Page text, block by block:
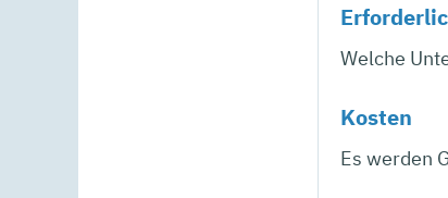
Welche
Kosten
Es werden